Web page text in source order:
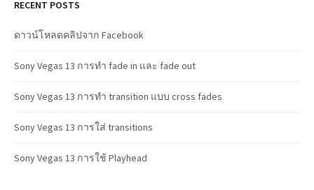
RECENT POSTS
ดาวน์โหลดคลิปจาก Facebook
Sony Vegas 13 การทำ fade in และ fade out
Sony Vegas 13 การทำ transition แบบ cross fades
Sony Vegas 13 การใส่ transitions
Sony Vegas 13 การใช้ Playhead